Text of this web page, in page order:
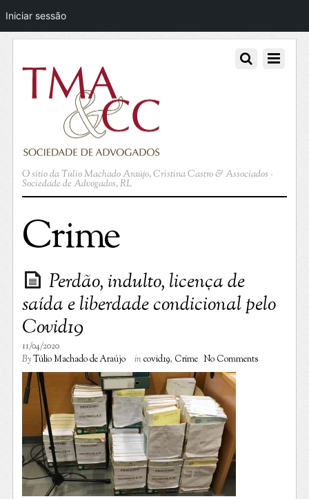
O sítio da Túlio Machado Araújo, Cristina Castro & Associados -
Sociedade de Advogados, RL
Crime
Perdão, indulto, licença de
saída e liberdade condicional pelo
Covid19
11/04/2020
ByTúlio Machado de Araújo incovid19, Crime No Comments
Iniciar sessão